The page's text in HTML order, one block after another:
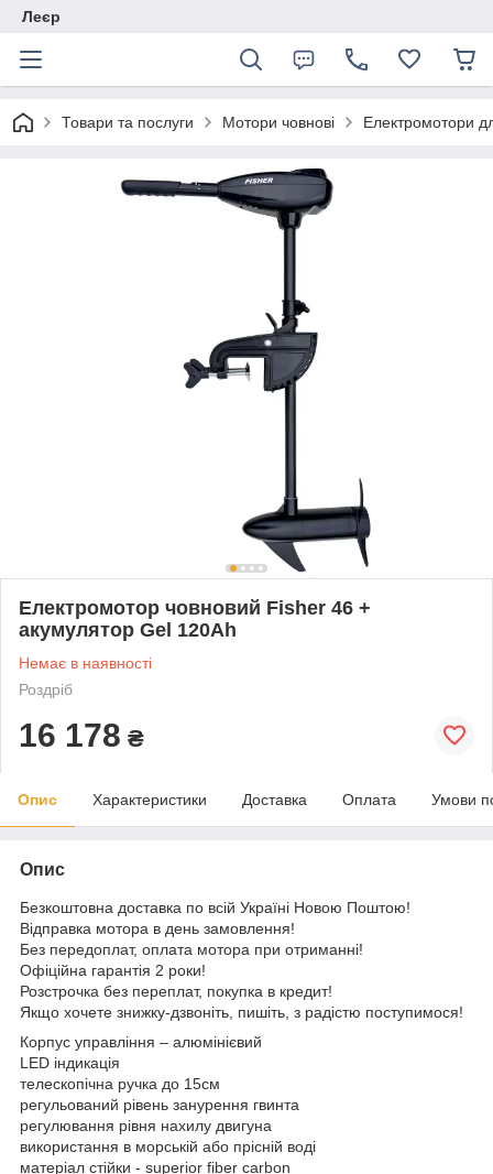
Леєр
Товари та послуги Мотори човнові Електромотори
Електромотор човновий Fisher 46 +
акумулятор Gel 120Ah
Немає в наявності
Роздріб
16 178 ₴
Опис Характеристики Доставка Оплата Умови
Опис
Безкоштовна доставка по всій Україні Новою Поштою!
Відправка мотора в день замовлення!
Без передоплат, оплата мотора при отриманні!
Офіційна гарантія 2 роки!
Розстрочка без переплат, покупка в кредит!
Якщо хочете знижку-дзвоніть, пишіть, з радістю поступимося!
Корпус управління – алюмінієвий
LED індикація
телескопічна ручка до 15см
регульований рівень занурення гвинта
регулювання рівня нахилу двигуна
використання в морській або прісній воді
матеріал стійки - superior fiber carbon